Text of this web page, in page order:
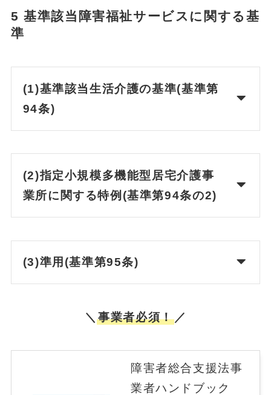
5 基準該当障害福祉サービスに関する基
準
(1)基準該当生活介護の基準(基準第
94条)
(2)指定小規模多機能型居宅介護事
業所に関する特例(基準第94条の2)
(3)準用(基準第95条)
＼事業者必須！／
障害者総合支援法事
業者ハンドブック